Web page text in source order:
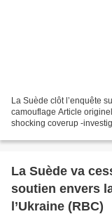
La Suède clôt l’enquête
camouflage Article
shocking coverup -
La Suède va
soutien envers
l’Ukraine (RBC)